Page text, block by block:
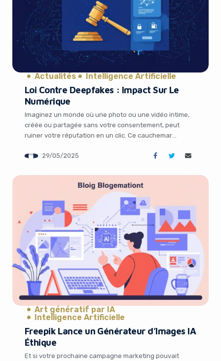
Actualités Intelligence Artificielle
Loi Contre Deepfakes : Impact Sur Le
Numérique
Imaginez un monde où une photo ou une vidéo intime,
créée ou partagée sans votre consentement, peut
ruiner votre réputation en un clic. Ce cauchemar
porn, est désormais dans le viseur des législateurs. Le
[…]
29/05/2025
Art génératif par IA
Intelligence Artificielle
Freepik Lance un Générateur d’Images IA
Éthique
Et si votre prochaine campagne marketing pouvait
It looks like you're
using an ad-blocker!